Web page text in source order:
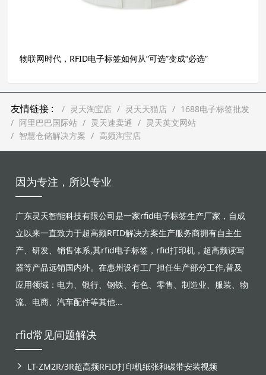
物联网时代，RFID电子标签如何从“可选”变成“必选”
友情链接 : 灵天淘宝店 灵天天猫店
1688电子标签批发
阿里巴巴国际站
灵天速卖通
灵天英文网站
智慧仓储解决方案
高频淘宝店
因为专注，所以专业
广东灵天智能科技有限公司是一家rfid电子标签生产厂家，自成
立以来一直致力于超高频RFID解决方案生产服务商拥有自主生
产、研发、销售体系,其rfid电子标签，rfid打印机，超高频读写
器等产品远销国内外。在惠州设有工厂担任生产部分工作,普及
应用领域：电力、银行、钢铁、有色、零售、制造业、服装、物
流、电商、汽车配件等其他...
rfid常见问题解决
LT-ZM2R/3R超高频RFID打印机纸张和碳带安装视频